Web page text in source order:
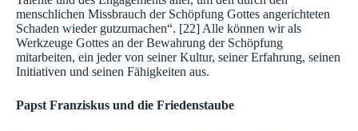
menschlichen Missbrauch der Schöpfung Gottes angerichteten
Schaden wieder gutzumachen“. [22] Alle können wir als
Werkzeuge Gottes an der Bewahrung der Schöpfung
mitarbeiten, ein jeder von seiner Kultur, seiner Erfahrung, seinen
Initiativen und seinen Fähigkeiten aus.
Papst Franziskus und die Friedenstaube